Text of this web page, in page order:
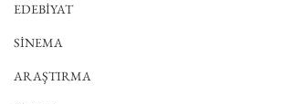
EDEBİYAT
SİNEMA
ARAŞTIRMA